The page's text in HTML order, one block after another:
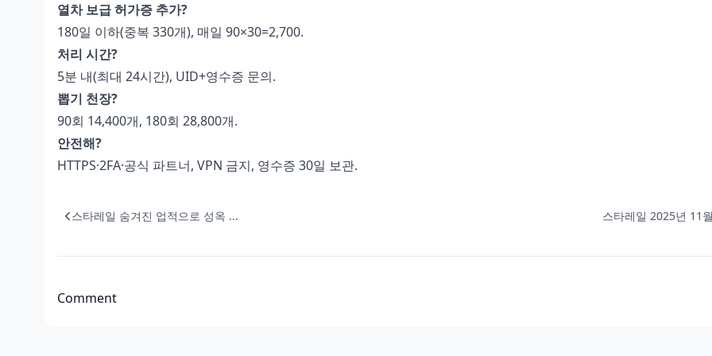
열차 보급 허가증 추가?
180일 이하(중복 330개), 매일 90×30=2,700.
처리 시간?
5분 내(최대 24시간), UID+영수증 문의.
뽑기 천장?
90회 14,400개, 180회 28,800개.
안전해?
HTTPS·2FA·공식 파트너, VPN 금지, 영수증 30일 보관.
스타레일 숨겨진 업적으로 성옥 ... 스타레일 2025년 11
Comment